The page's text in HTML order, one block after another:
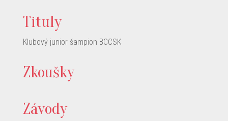
Tituly
Klubový junior šampion BCCSK
Zkoušky
Závody